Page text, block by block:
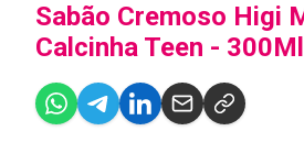
Sabão Cremoso Higi
Calcinha Teen - 300Ml